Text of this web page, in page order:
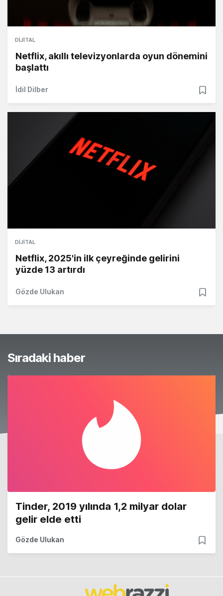
DIJITAL
Netflix, akıllı televizyonlarda oyun dönemini
başlattı
İdil Dilber
DIJITAL
Netflix, 2025'in ilk çeyreğinde gelirini
yüzde 13 artırdı
Gözde Ulukan
Sıradaki haber
Tinder, 2019 yılında 1,2 milyar dolar
gelir elde etti
Gözde Ulukan